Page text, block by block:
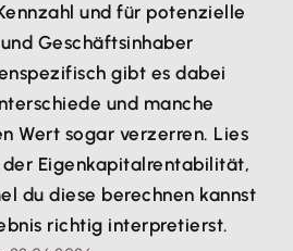
und für potenzielle
Geschäftsinhaber
gibt es dabei
und manche
Wert sogar verzerren. Lies
Eigenkapitalrentabilität,
du diese berechnen kannst
richtig interpretierst.